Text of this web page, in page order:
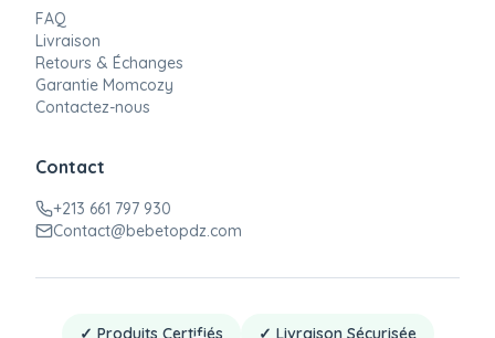
FAQ
Livraison
Retours & Échanges
Garantie Momcozy
Contactez-nous
Contact
+213 661 797 930
Contact@bebetopdz.com
✓ Produits Certifiés ✓ Livraison Sécurisée